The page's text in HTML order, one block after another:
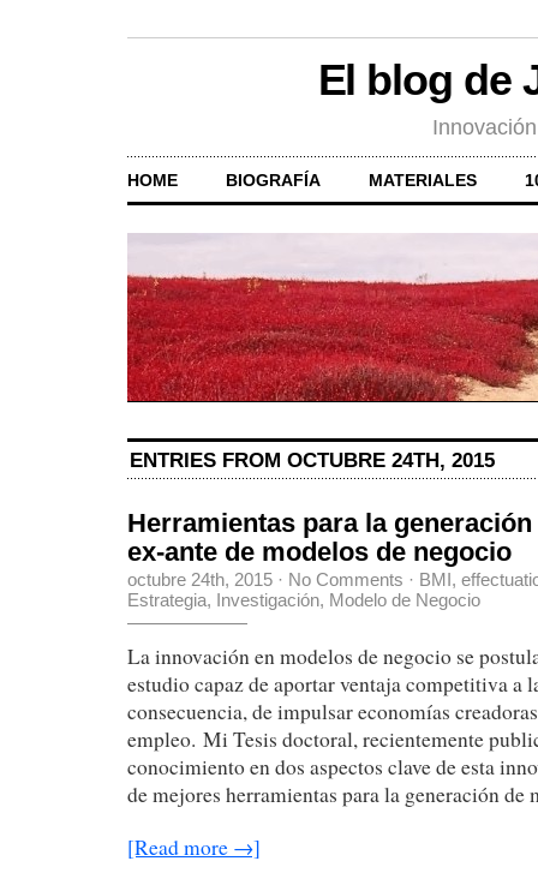
El blog de
HOME BIOGRAFÍA MATERIALES
ENTRIES FROM OCTUBRE 24TH, 2015
Herramientas para la
ex-ante de modelos de negocio
octubre 24th, 2015 · No Comments · BMI,
Estrategia, Investigación, Modelo de Negocio
La innovación en modelos de negocio se
estudio capaz de aportar ventaja competitiva a
consecuencia, de impulsar economías
empleo. Mi Tesis doctoral, recientemente
conocimiento en dos aspectos clave de esta
de mejores herramientas para la generación
[Read more →]